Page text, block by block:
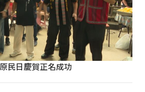
民日慶賀正名成功